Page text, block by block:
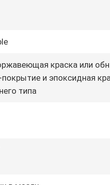
краска или
покрытие и эпоксидная
типа